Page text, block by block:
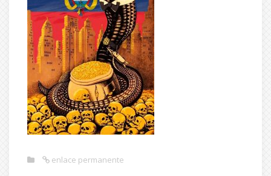
enlace permanente